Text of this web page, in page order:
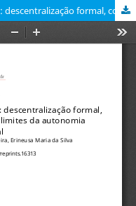
Implantação do Novo Ensino Médio: descentralização formal, convergências curriculares e os limites da autonomia subnacional